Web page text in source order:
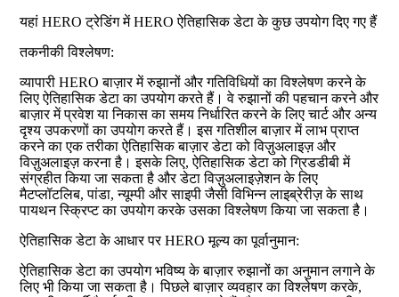
यहां HERO ट्रेडिंग में HERO ऐतिहासिक डेटा के कुछ उपयोग दिए गए हैं
तकनीकी विश्लेषण:
व्यापारी HERO बाज़ार में रुझानों और गतिविधियों का विश्लेषण करने के
लिए ऐतिहासिक डेटा का उपयोग करते हैं। वे रुझानों की पहचान करने और
बाज़ार में प्रवेश या निकास का समय निर्धारित करने के लिए चार्ट और अन्य
दृश्य उपकरणों का उपयोग करते हैं। इस गतिशील बाज़ार में लाभ प्राप्त
करने का एक तरीका ऐतिहासिक बाज़ार डेटा को विज़ुअलाइज़ और
विज़ुअलाइज़ करना है। इसके लिए, ऐतिहासिक डेटा को ग्रिडडीबी में
संग्रहीत किया जा सकता है और डेटा विज़ुअलाइज़ेशन के लिए
मैटप्लॉटलिब, पांडा, न्यूम्पी और साइपी जैसी विभिन्न लाइब्रेरीज़ के साथ
पायथन स्क्रिप्ट का उपयोग करके उसका विश्लेषण किया जा सकता है।
ऐतिहासिक डेटा के आधार पर HERO मूल्य का पूर्वानुमान:
ऐतिहासिक डेटा का उपयोग भविष्य के बाज़ार रुझानों का अनुमान लगाने के
लिए भी किया जा सकता है। पिछले बाज़ार व्यवहार का विश्लेषण करके,